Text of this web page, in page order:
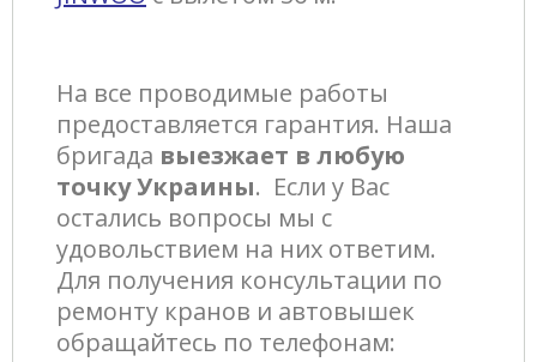
На все проводимые работы
предоставляется гарантия. Наша
бригада выезжает в любую
точку Украины. Если у Вас
остались вопросы мы с
удовольствием на них ответим.
Для получения консультации по
ремонту кранов и автовышек
обращайтесь по телефонам: